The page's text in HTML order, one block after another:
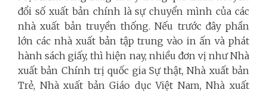
đổi số xuất bản chính là sự chuyển mình của các
nhà xuất bản truyền thống. Nếu trước đây phần
lớn các nhà xuất bản tập trung vào in ấn và phát
hành sách giấy, thì hiện nay, nhiều đơn vị như Nhà
xuất bản Chính trị quốc gia Sự thật, Nhà xuất bản
Trẻ, Nhà xuất bản Giáo dục Việt Nam, Nhà xuất